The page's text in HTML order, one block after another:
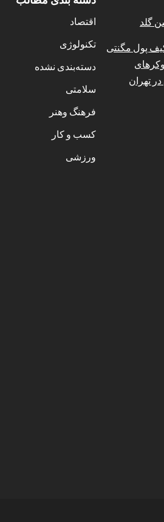
اقتصاد
تکنولوژی
دسته‌بندی نشده
سلامتی
فرهنگ وهنر
کسب و کار
ورزشی
پول مگنتی
تهران